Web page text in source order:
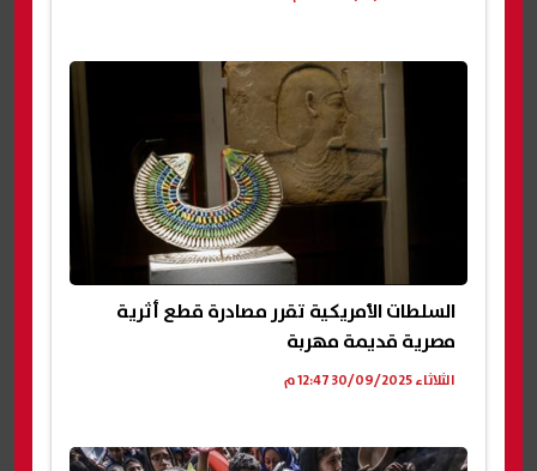
السلطات الأمريكية تقرر مصادرة قطع أثرية
مصرية قديمة مهربة
الثلاثاء 30/09/2025 12:47 م